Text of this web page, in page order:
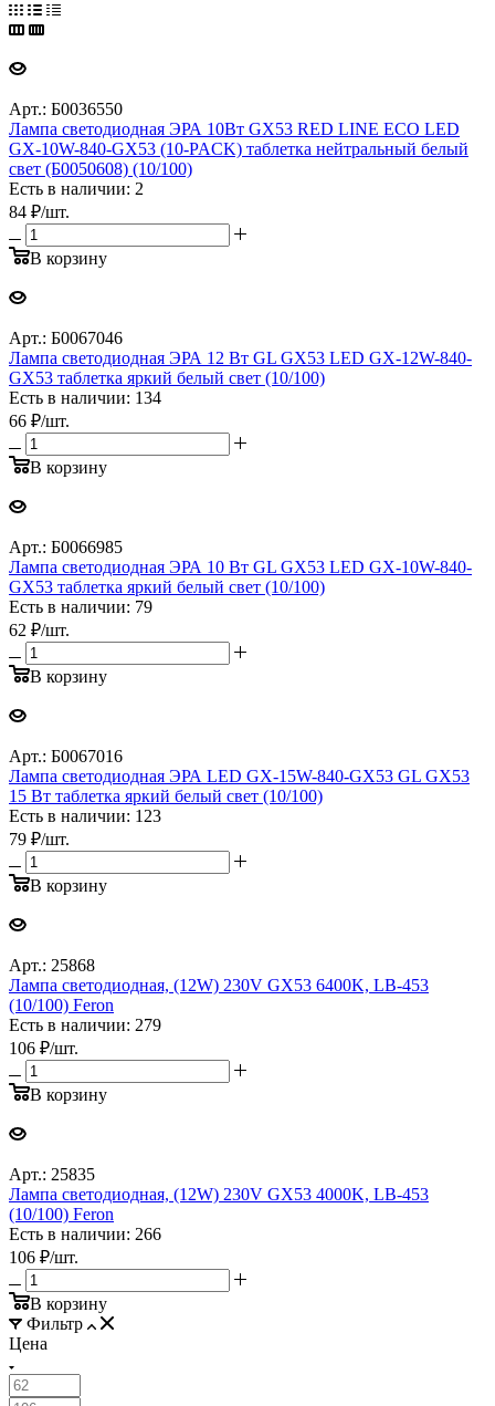
Арт.: Б0036550
Лампа светодиодная ЭРА 10Вт GX53 RED LINE ECO LED
GX-10W-840-GX53 (10-PACK) таблетка нейтральный белый
свет (Б0050608) (10/100)
Есть в наличии: 2
84 ₽/шт.
В корзину
Арт.: Б0067046
Лампа светодиодная ЭРА 12 Вт GL GX53 LED GX-12W-840-
GX53 таблетка яркий белый свет (10/100)
Есть в наличии: 134
66 ₽/шт.
В корзину
Арт.: Б0066985
Лампа светодиодная ЭРА 10 Вт GL GX53 LED GX-10W-840-
GX53 таблетка яркий белый свет (10/100)
Есть в наличии: 79
62 ₽/шт.
В корзину
Арт.: Б0067016
Лампа светодиодная ЭРА LED GX-15W-840-GX53 GL GX53
15 Вт таблетка яркий белый свет (10/100)
Есть в наличии: 123
79 ₽/шт.
В корзину
Арт.: 25868
Лампа cветодиодная, (12W) 230V GX53 6400K, LB-453
(10/100) Feron
Есть в наличии: 279
106 ₽/шт.
В корзину
Арт.: 25835
Лампа cветодиодная, (12W) 230V GX53 4000K, LB-453
(10/100) Feron
Есть в наличии: 266
106 ₽/шт.
В корзину
Фильтр
Цена